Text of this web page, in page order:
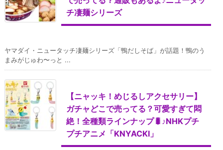
チ凄麺シリーズ
ヤマダイ・ニュータッチ凄麺シリーズ「鴨だしそば」が話題！鴨のう
まみがじゅわ〜っと ...
【ニャッキ！めじるしアクセサリー】
ガチャどこで売ってる？可愛すぎて悶
絶！全種類ラインナップ🐛♪NHKプチ
プチアニメ「KNYACKI」